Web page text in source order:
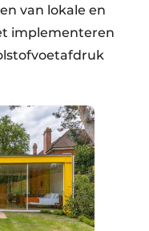
van lokale en
implementeren